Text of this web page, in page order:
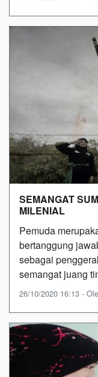
SEMANGAT
MILENIAL
Pemuda
bertanggung
sebagai
semangat juang
26/10/2020 16:13 -